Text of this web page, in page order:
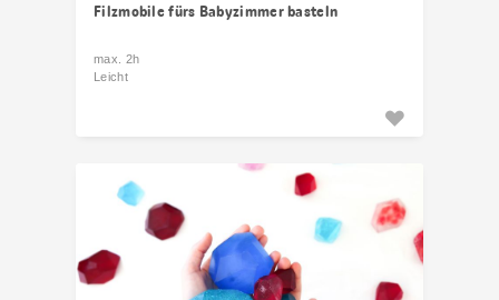
Filzmobile fürs Babyzimmer basteln
max. 2h
Leicht